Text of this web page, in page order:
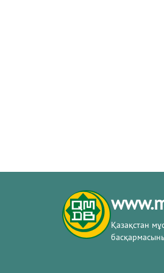
Қазақстан